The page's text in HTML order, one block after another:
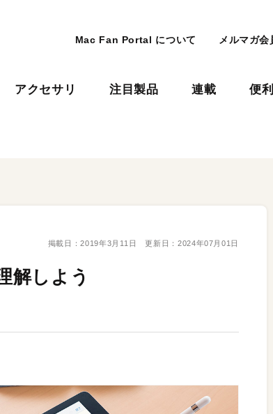
Mac Fan Portal について メルマガ会
アクセサリ 注目製品 連載 便
掲載日：2019年3月11日 更新日： 2024年07月01日
解しよう